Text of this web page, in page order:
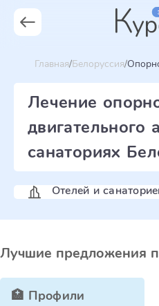
Главная Белоруссия
Лечение
двигательного
санаториях
Отелей и
Лучшие предложения
🏥 Профили